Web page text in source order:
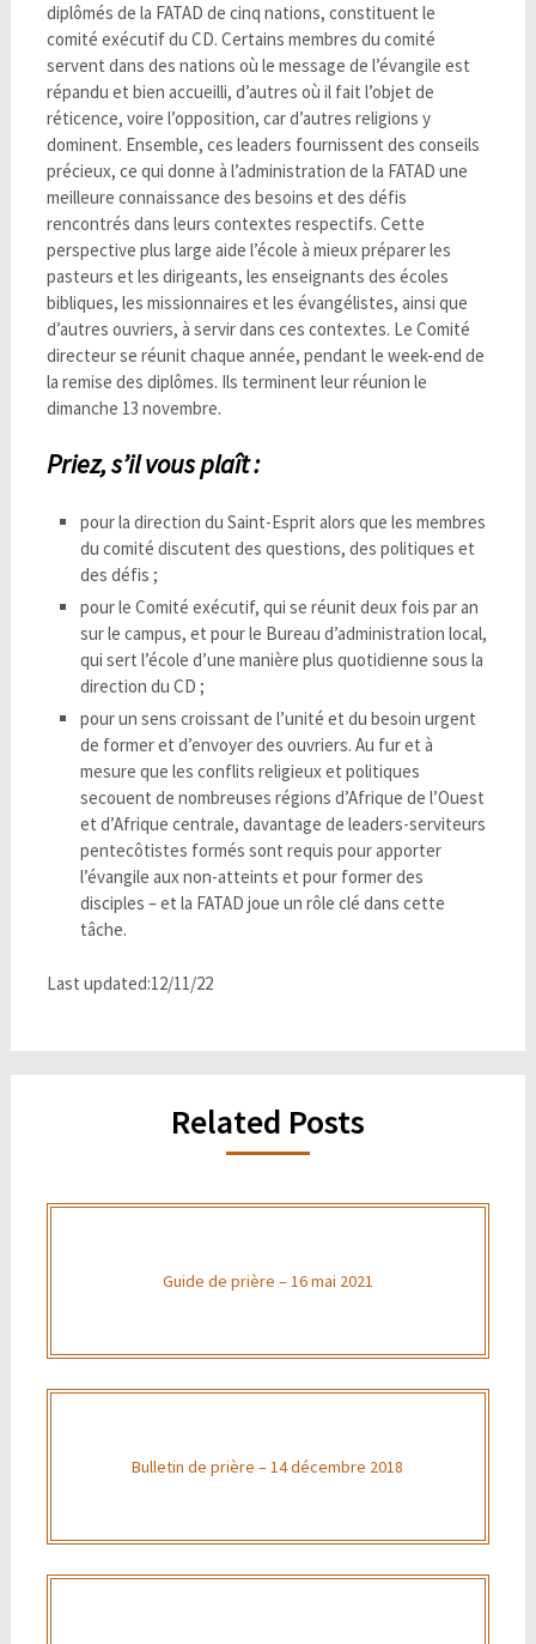
diplômés de la FATAD de cinq nations, constituent le
comité exécutif du CD. Certains membres du comité
servent dans des nations où le message de l’évangile est
répandu et bien accueilli, d’autres où il fait l’objet de
réticence, voire l’opposition, car d’autres religions y
dominent. Ensemble, ces leaders fournissent des conseils
précieux, ce qui donne à l’administration de la FATAD une
meilleure connaissance des besoins et des défis
rencontrés dans leurs contextes respectifs. Cette
perspective plus large aide l’école à mieux préparer les
pasteurs et les dirigeants, les enseignants des écoles
bibliques, les missionnaires et les évangélistes, ainsi que
d’autres ouvriers, à servir dans ces contextes. Le Comité
directeur se réunit chaque année, pendant le week-end de
la remise des diplômes. Ils terminent leur réunion le
dimanche 13 novembre.
Priez,s’il vous plaît :
pour la direction du Saint-Esprit alors que les membres
du comité discutent des questions, des politiques et
des défis ;
pour le Comité exécutif, qui se réunit deux fois par an
sur le campus, et pour le Bureau d’administration local,
qui sert l’école d’une manière plus quotidienne sous la
direction du CD ;
pour un sens croissant de l’unité et du besoin urgent
de former et d’envoyer des ouvriers. Au fur et à
mesure que les conflits religieux et politiques
secouent de nombreuses régions d’Afrique de l’Ouest
et d’Afrique centrale, davantage de leaders-serviteurs
pentecôtistes formés sont requis pour apporter
l’évangile aux non-atteints et pour former des
disciples – et la FATAD joue un rôle clé dans cette
tâche.
Last updated:12/11/22
Related Posts
Guide de prière – 16 mai 2021
Bulletin de prière – 14 décembre 2018